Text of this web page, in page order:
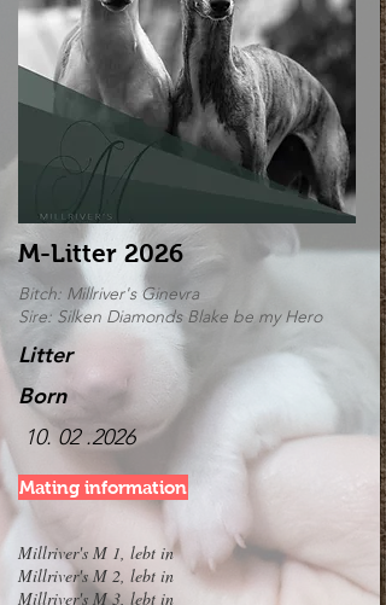
M-Litter 2026
Bitch: Millriver's Ginevra
Sire: Silken Diamonds Blake be my Hero
Litter
Born
10. 02 .2026
Mating information
Millriver's M 1, lebt in
Millriver's M 2, lebt in
Millriver's M 3, lebt in